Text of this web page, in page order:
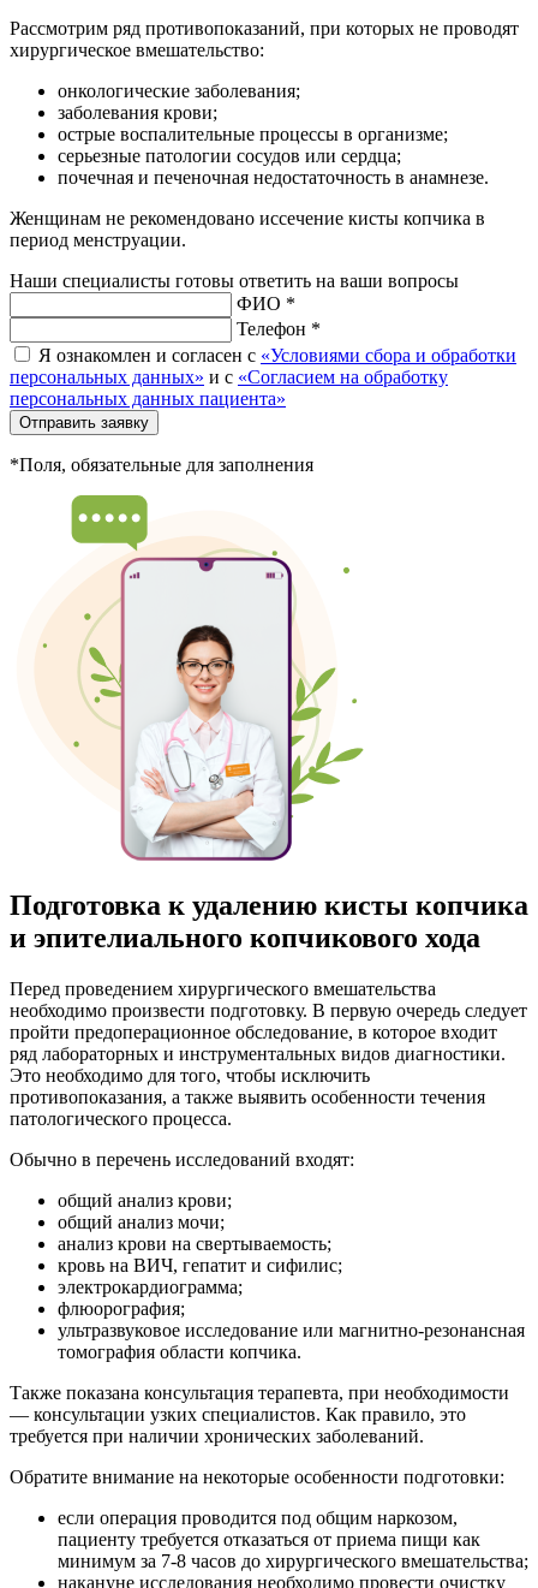
Рассмотрим ряд противопоказаний, при которых не проводят
хирургическое вмешательство:
онкологические заболевания;
заболевания крови;
острые воспалительные процессы в организме;
серьезные патологии сосудов или сердца;
почечная и печеночная недостаточность в анамнезе.
Женщинам не рекомендовано иссечение кисты копчика в
период менструации.
Наши специалисты готовы ответить на ваши вопросы
ФИО *
Телефон *
Я ознакомлен и согласен с «Условиями сбора и обработки
персональных данных» и с «Согласием на обработку
персональных данных пациента»
Отправить заявку
*Поля, обязательные для заполнения
Подготовка к удалению кисты копчика
и эпителиального копчикового хода
Перед проведением хирургического вмешательства
необходимо произвести подготовку. В первую очередь следует
пройти предоперационное обследование, в которое входит
ряд лабораторных и инструментальных видов диагностики.
Это необходимо для того, чтобы исключить
противопоказания, а также выявить особенности течения
патологического процесса.
Обычно в перечень исследований входят:
общий анализ крови;
общий анализ мочи;
анализ крови на свертываемость;
кровь на ВИЧ, гепатит и сифилис;
электрокардиограмма;
флюорография;
ультразвуковое исследование или магнитно-резонансная
томография области копчика.
Также показана консультация терапевта, при необходимости
— консультации узких специалистов. Как правило, это
требуется при наличии хронических заболеваний.
Обратите внимание на некоторые особенности подготовки:
если операция проводится под общим наркозом,
пациенту требуется отказаться от приема пищи как
минимум за 7-8 часов до хирургического вмешательства;
накануне исследования необходимо провести очистку